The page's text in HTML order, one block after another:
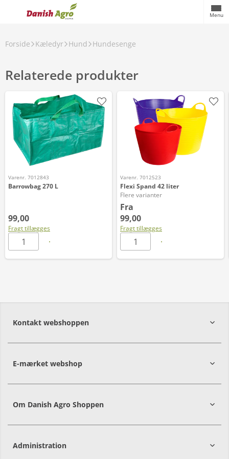
Menu
Forside Kæledyr Hund Hundesenge
Relaterede produkter
Varenr. 7012843
Barrowbag 270 L
99,00
Fragt tillægges
Varenr. 7012523
Flexi Spand 42 liter
Flere varianter
Fra
99,00
Fragt tillægges
Kontakt webshoppen
E-mærket webshop
Om Danish Agro Shoppen
Administration